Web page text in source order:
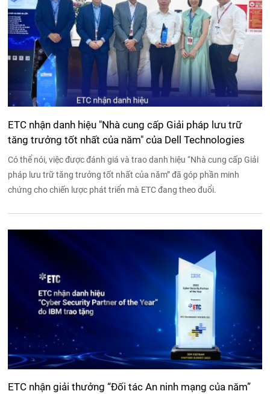
ETC nhận danh hiệu "Nhà cung cấp Giải pháp lưu trữ
tăng trưởng tốt nhất của năm" của Dell Technologies
Có thể nói, việc được đánh giá và trao danh hiệu “Nhà cung cấp Giải
pháp lưu trữ tăng trưởng tốt nhất của năm” đã góp phần minh
chứng cho chiến lược phát triển mà ETC đang theo đuổi.
ETC nhận giải thưởng “Đối tác An ninh mạng của năm”